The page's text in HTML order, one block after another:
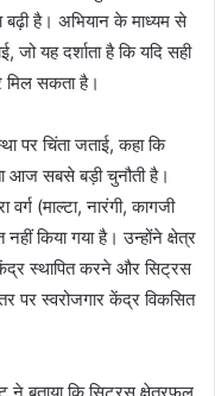
बढ़ी है। अभियान के माध्यम से
जो यह दर्शाता है कि यदि सही
मिल सकता है।
पर चिंता जताई, कहा कि
आज सबसे बड़ी चुनौती है।
(माल्टा, नारंगी, कागजी
किया गया है। उन्होंने क्षेत्र
स्थापित करने और सिट्रस
पर स्वरोजगार केंद्र विकसित